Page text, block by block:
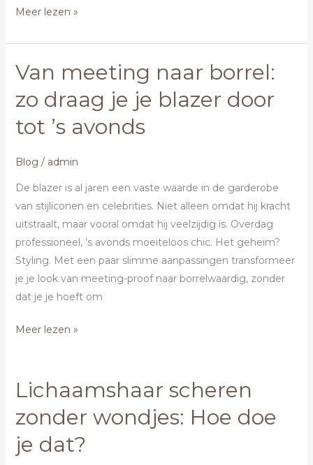
Meer lezen »
Van meeting naar borrel:
zo draag je je blazer door
tot ’s avonds
Blog / admin
De blazer is al jaren een vaste waarde in de garderobe
van stijliconen en celebrities. Niet alleen omdat hij kracht
uitstraalt, maar vooral omdat hij veelzijdig is. Overdag
professioneel, ’s avonds moeiteloos chic. Het geheim?
Styling. Met een paar slimme aanpassingen transformeer
je je look van meeting-proof naar borrelwaardig, zonder
dat je je hoeft om
Van
naar
borrel:
draag
je
blazer
door
tot
’s
avonds
Meer lezen »
Lichaamshaar scheren
zonder wondjes: Hoe doe
je dat?
Lichaamshaar
zonder
wondjes:
Hoe